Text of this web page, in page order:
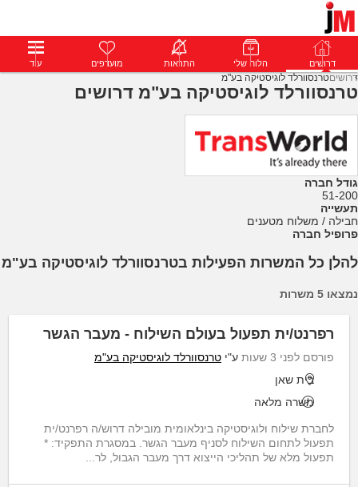
דרושים פרופילים הודעות פרימיום דרושים הלוח שלי התראות מועדפים עוד
דרושיםטרנסוורלד לוגיסטיקה בע"מ
טרנסוורלד לוגיסטיקה בע"מ דרושים
גודל חברה
51-200
תעשייה
חבילה / משלוח מטענים
פרופיל חברה
להלן כל המשרות הפעילות בטרנסוורלד לוגיסטיקה בע"מ
נמצאו 5 משרות
רפרנט/ית תפעול בעולם השילוח - מעבר הגשר
פורסם לפני 3 שעות ע"י טרנסוורלד לוגיסטיקה בע"מ
בית שאן
משרה מלאה
לחברת שילוח ולוגיסטיקה בינלאומית מובילה דרוש/ה רפרנט/ית
תפעול לתחום השילוח לסניף מעבר הגשר. במסגרת התפקיד: *
תפעול מלא של תהליכי הייצוא דרך מעבר הגבול, לר...